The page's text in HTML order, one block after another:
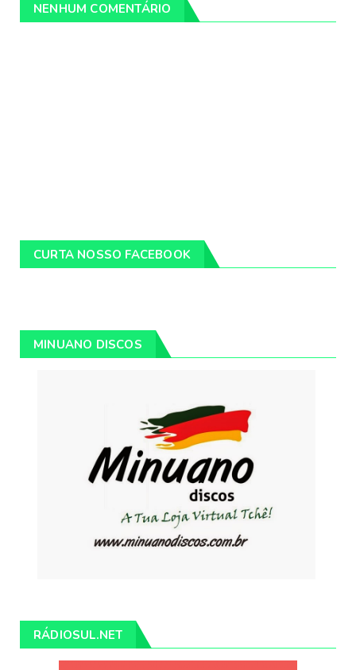
NENHUM COMENTÁRIO
CURTA NOSSO FACEBOOK
MINUANO DISCOS
RÁDIOSUL.NET